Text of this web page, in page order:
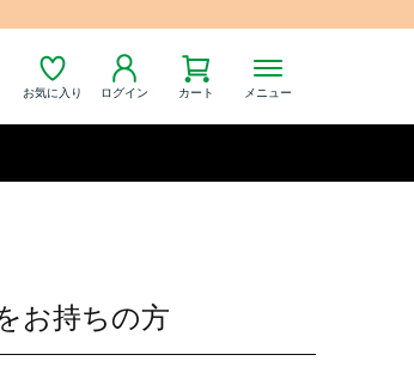
お気に入り ログイン カート メニュー
お持ちの方